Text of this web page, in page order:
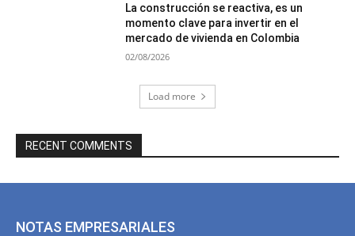
La construcción se reactiva, es un
momento clave para invertir en el
mercado de vivienda en Colombia
02/08/2026
Load more
RECENT COMMENTS
NOTAS EMPRESARIALES